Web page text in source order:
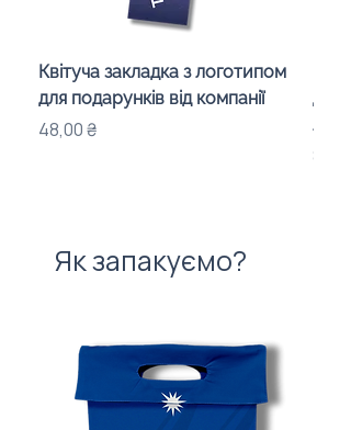
Квітуча закладка з логотипом
для подарунків від компанії
Ціна
48,00 ₴
для
Ціна
Як запакуємо?